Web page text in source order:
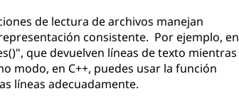
de lectura de archivos manejan
consistente. Por ejemplo, en
que devuelven líneas de texto mientras
modo, en C++, puedes usar la función
líneas adecuadamente.